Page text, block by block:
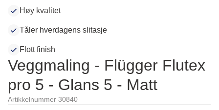
Høy kvalitet
Tåler hverdagens slitasje
Flott finish
Veggmaling - Flügger Flutex
pro 5 - Glans 5 - Matt
Artikkelnummer 30840